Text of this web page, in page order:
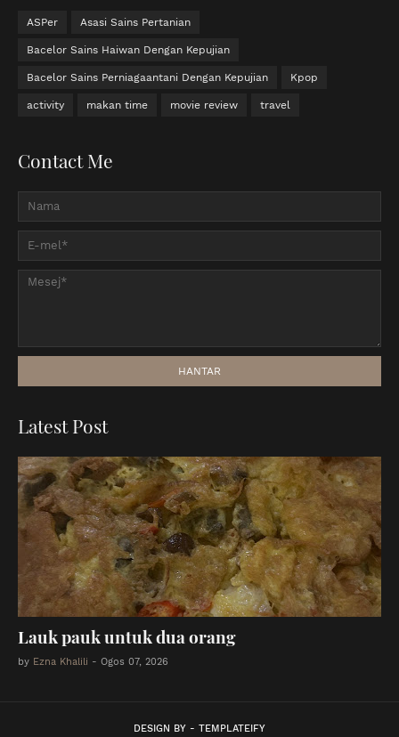
ASPer Asasi Sains Pertanian
Bacelor Sains Haiwan Dengan Kepujian
Bacelor Sains Perniagaantani Dengan Kepujian Kpop
activity makan time movie review travel
Contact Me
Latest Post
Lauk pauk untuk dua orang
by Ezna Khalili - Ogos 07, 2026
DESIGN BY - TEMPLATEIFY